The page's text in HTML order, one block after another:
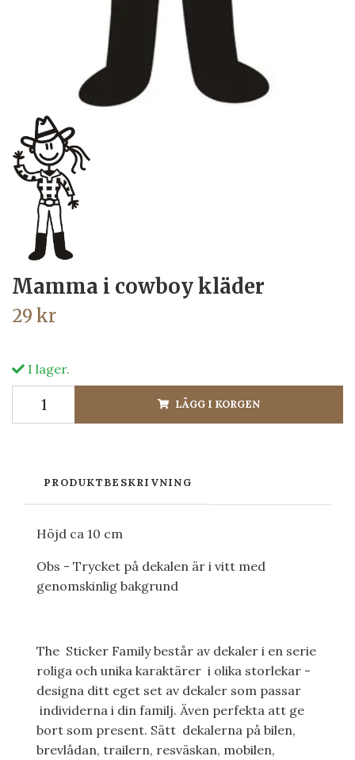
Mamma i cowboy kläder
29 kr
I lager.
LÄGG I KORGEN
PRODUKTBESKRIVNING
Höjd ca 10 cm
Obs - Trycket på dekalen är i vitt med
genomskinlig bakgrund
The Sticker Family består av dekaler i en serie
roliga och unika karaktärer i olika storlekar -
designa ditt eget set av dekaler som passar
individerna i din familj. Även perfekta att ge
bort som present. Sätt dekalerna på bilen,
brevlådan, trailern, resväskan, mobilen,